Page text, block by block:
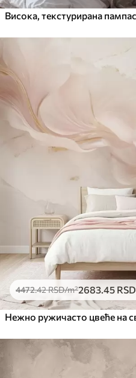
4472.42RSD/m²2683 .45 RSD